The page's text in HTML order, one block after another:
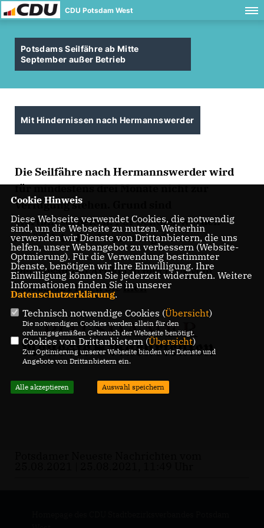
CDU Potsdam West
Potsdams Seilfähre ab Mitte
September außer Betrieb
Mit Hindernissen nach Hermannswerder
Die Seilfähre nach Hermannswerder wird
für mindestens drei Monate nicht zur
Verfügung stehen. Grund sind
Wartungsarbeiten. Für Schüler werden
zusätzliche Busfahrten angeboten.
Den gesamten Artikel in den PNN vom
25.08.2021 lesen Sie hier.
Cookie Hinweis
Diese Webseite verwendet Cookies, die notwendig
sind, um die Webseite zu nutzen. Weiterhin
verwenden wir Dienste von Drittanbietern, die uns
helfen, unser Webangebot zu verbessern (Website-
Optmierung). Für die Verwendung bestimmter
Dienste, benötigen wir Ihre Einwilligung. Ihre
Einwilligung können Sie jederzeit widerrufen. Weitere
Informationen finden Sie in unserer
Datenschutzerklärung.
Technisch notwendige Cookies (Übersicht)
Die notwendigen Cookies werden allein für den
ordnungsgemäßen Gebrauch der Webseite benötigt.
Cookies von Drittanbietern (Übersicht)
Zur Optimierung unserer Webseite binden wir Dienste und
Angebote von Drittanbietern ein.
Alle akzeptieren Auswahl speichern